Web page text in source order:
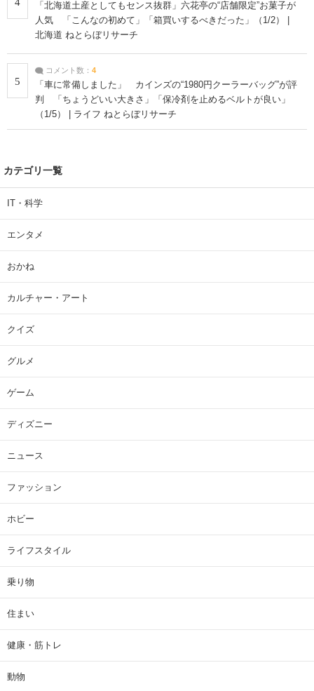
「北海道土産としてもセンス抜群」六花亭の“店舗限定”お菓子が
人気 「こんなの初めて」「箱買いするべきだった」（1/2） |
北海道 ねとらぼリサーチ
5
コメント数： 4
「車に常備しました」 カインズの“1980円クーラーバッグ”が評
判 「ちょうどいい大きさ」「保冷剤を止めるベルトが良い」
（1/5） | ライフ ねとらぼリサーチ
カテゴリ一覧
IT・科学
エンタメ
おかね
カルチャー・アート
クイズ
グルメ
ゲーム
ディズニー
ニュース
ファッション
ホビー
ライフスタイル
乗り物
住まい
健康・筋トレ
動物